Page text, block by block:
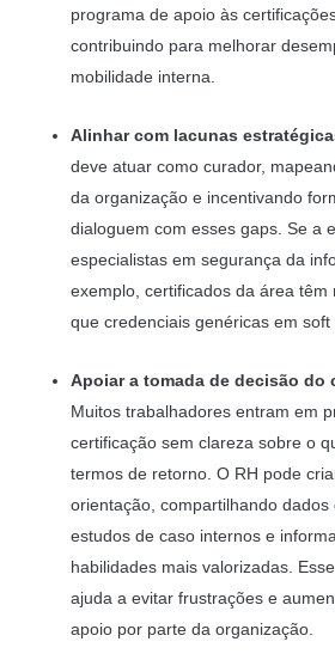
programa de apoio às
contribuindo para melhorar
mobilidade interna.
Alinhar com lacunas
deve atuar como curador,
da organização e incentivando
dialoguem com esses gaps. Se a
especialistas em segurança da
exemplo, certificados da área têm
que credenciais genéricas em soft
Apoiar a tomada de decisão do
Muitos trabalhadores entram em
certificação sem clareza sobre o
termos de retorno. O RH pode
orientação, compartilhando dados
estudos de caso internos e
habilidades mais valorizadas.
ajuda a evitar frustrações e
apoio por parte da organização.